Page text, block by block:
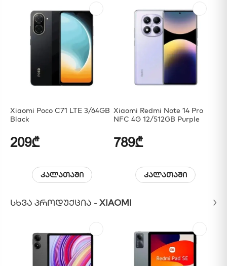
Xiaomi Poco C71 LTE 3/64GB
Black
209₾
კალათაში
Xiaomi Redmi Note 14 Pro
NFC 4G 12/512GB Purple
789₾
კალათაში
ᲡᲮᲕᲐ ᲞᲠᲝᲓᲣᲥᲪᲘᲐ - XIAOMI